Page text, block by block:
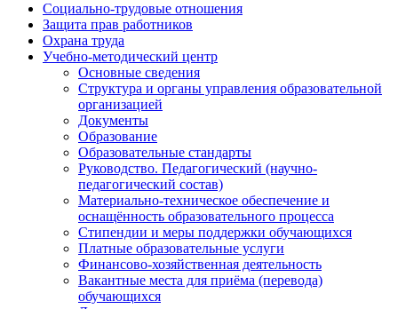
Социально-трудовые отношения
Защита прав работников
Охрана труда
Учебно-методический центр
Основные сведения
Структура и органы управления образовательной
организацией
Документы
Образование
Образовательные стандарты
Руководство. Педагогический (научно-
педагогический состав)
Материально-техническое обеспечение и
оснащённость образовательного процесса
Стипендии и меры поддержки обучающихся
Платные образовательные услуги
Финансово-хозяйственная деятельность
Вакантные места для приёма (перевода)
обучающихся